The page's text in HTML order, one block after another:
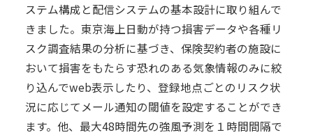
ステム構成と配信システムの基本設計に取り組んで
きました。東京海上日動が持つ損害データや各種リ
スク調査結果の分析に基づき、保険契約者の施設に
おいて損害をもたらす恐れのある気象情報のみに絞
り込んでweb表示したり、登録地点ごとのリスク状
況に応じてメール通知の閾値を設定することができ
ます。他、最大48時間先の強風予測を１時間間隔で